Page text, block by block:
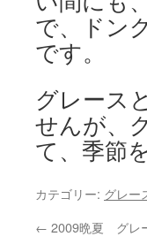
で、ドン
です。
グレース
せんが、
て、季節
カテゴリー: グレー
← 2009晩夏 グレ